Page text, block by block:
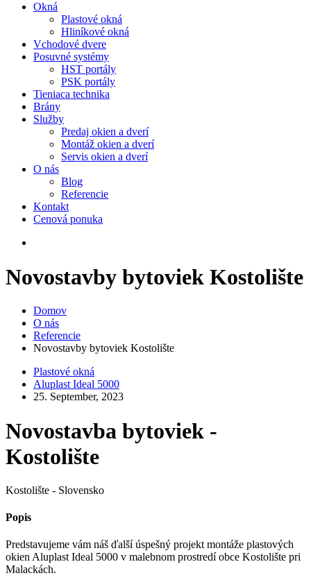
Okná
Plastové okná
Hliníkové okná
Vchodové dvere
Posuvné systémy
HST portály
PSK portály
Tieniaca technika
Brány
Služby
Predaj okien a dverí
Montáž okien a dverí
Servis okien a dverí
O nás
Blog
Referencie
Kontakt
Cenová ponuka
Novostavby bytoviek Kostolište
Domov
O nás
Referencie
Novostavby bytoviek Kostolište
Plastové okná
Aluplast Ideal 5000
25. September, 2023
Novostavba bytoviek -
Kostolište
Kostolište - Slovensko
Popis
Predstavujeme vám náš ďalší úspešný projekt montáže plastových
okien Aluplast Ideal 5000 v malebnom prostredí obce Kostolište pri
Malackách.